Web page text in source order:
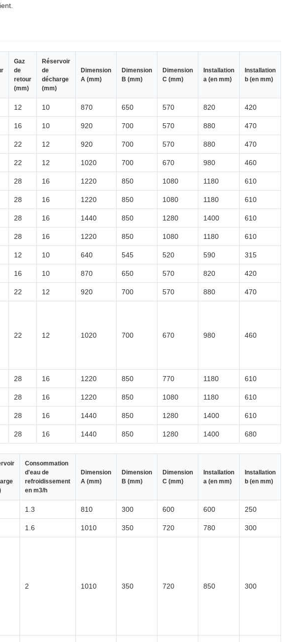
Gaz
de
retour
(mm)
Réservoir
de
décharge
(mm)
Dimension
A (mm)
Dimension
B (mm)
Dimension
C (mm)
Installation
a (en mm)
Installation
b (en mm)
12 10 870 650 570 820 420
16 10 920 700 570 880 470
22 12 920 700 570 880 470
22 12 1020 700 670 980 460
28 16 1220 850 1080 1180 610
28 16 1220 850 1080 1180 610
28 16 1440 850 1280 1400 610
28 16 1220 850 1080 1180 610
12 10 640 545 520 590 315
16 10 870 650 570 820 420
22 12 920 700 570 880 470
22 12 1020 700 670 980 460
28 16 1220 850 770 1180 610
28 16 1220 850 1080 1180 610
28 16 1440 850 1280 1400 610
28 16 1440 850 1280 1400 680
Consommation
d'eau de
refroidissement
en m3/h
Dimension
A (mm)
Dimension
B (mm)
Dimension
C (mm)
Installation
a (en mm)
Installation
b (en mm)
1.3 810 300 600 600 250
1.6 1010 350 720 780 300
2 1010 350 720 850 300